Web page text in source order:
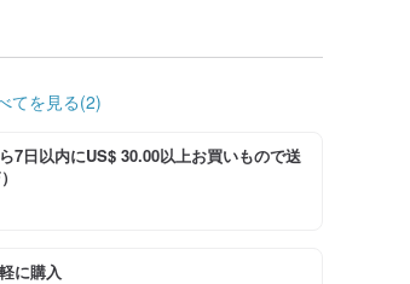
てを見る(2)
7日以内にUS$ 30.00以上お買いもので送
に購入